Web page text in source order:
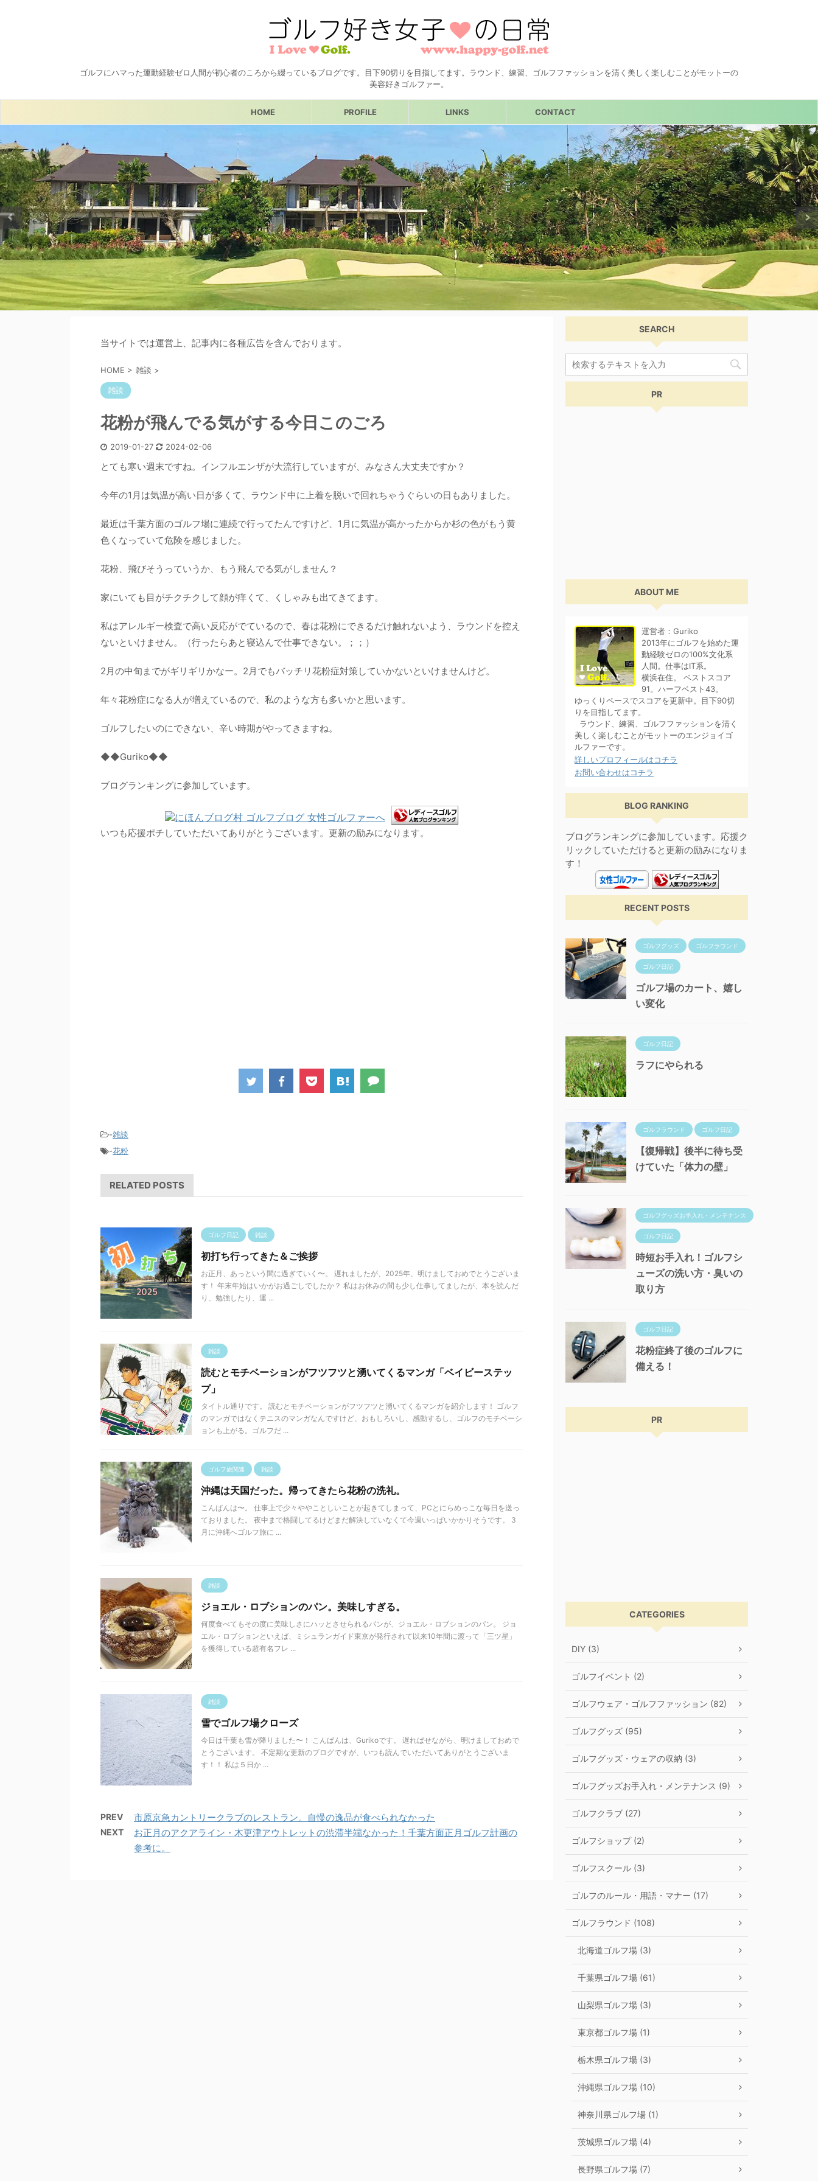
ゴルフにハマった運動経験ゼロ人間が初心者のころから綴っているブログです。目下90切りを目指してます。ラウンド、練習、ゴルフファッションを清く美しく楽しむことがモットーの
美容好きゴルファー。
HOME PROFILE LINKS CONTACT
当サイトでは運営上、記事内に各種広告を含んでおります。
HOME > 雑談 >
雑談
花粉が飛んでる気がする今日このごろ
2019-01-27 2024-02-06
とても寒い週末ですね。インフルエンザが大流行していますが、みなさん大丈夫ですか？
今年の1月は気温が高い日が多くて、ラウンド中に上着を脱いで回れちゃうぐらいの日もありました。
最近は千葉方面のゴルフ場に連続で行ってたんですけど、1月に気温が高かったからか杉の色がもう黄
色くなっていて危険を感じました。
花粉、飛びそうっていうか、もう飛んでる気がしません？
家にいても目がチクチクして顔が痒くて、くしゃみも出てきてます。
私はアレルギー検査で高い反応がでているので、春は花粉にできるだけ触れないよう、ラウンドを控え
ないといけません。（行ったらあと寝込んで仕事できない。；；）
2月の中旬までがギリギリかなー。2月でもバッチリ花粉症対策していかないといけませんけど。
年々花粉症になる人が増えているので、私のような方も多いかと思います。
ゴルフしたいのにできない、辛い時期がやってきますね。
◆◆Guriko◆◆
ブログランキングに参加しています。
いつも応援ポチしていただいてありがとうございます。更新の励みになります。
-雑談
-花粉
RELATED POSTS
ゴルフ日記 雑談
初打ち行ってきた＆ご挨拶
お正月、あっという間に過ぎていく〜。 遅れましたが、2025年、明けましておめでとうございま
す！ 年末年始はいかがお過ごしでしたか？ 私はお休みの間も少し仕事してましたが、本を読んだ
り、勉強したり、運 ...
雑談
読むとモチベーションがフツフツと湧いてくるマンガ「ベイビーステッ
プ」
タイトル通りです。 読むとモチベーションがフツフツと湧いてくるマンガを紹介します！ ゴルフ
のマンガではなくテニスのマンガなんですけど、おもしろいし、感動するし、ゴルフのモチベーシ
ョンも上がる。ゴルフだ ...
ゴルフ旅関連 雑談
沖縄は天国だった。帰ってきたら花粉の洗礼。
こんばんは〜。 仕事上で少々ややことしいことが起きてしまって、PCとにらめっこな毎日を送っ
ておりました。 夜中まで格闘してるけどまだ解決していなくて今週いっぱいかかりそうです。 3
月に沖縄へゴルフ旅に ...
雑談
ジョエル・ロブションのパン。美味しすぎる。
何度食べてもその度に美味しさにハッとさせられるパンが、ジョエル・ロブションのパン。 ジョ
エル・ロブションといえば、ミシュランガイド東京が発行されて以来10年間に渡って「三ツ星」
を獲得している超有名フレ ...
雑談
雪でゴルフ場クローズ
今日は千葉も雪が降りました〜！ こんばんは、Gurikoです。 遅ればせながら、明けましておめで
とうございます。 不定期な更新のブログですが、いつも読んでいただいてありがとうございま
す！！ 私は５日か ...
PREV 市原京急カントリークラブのレストラン。自慢の逸品が食べられなかった
NEXT
お正月のアクアライン・木更津アウトレットの渋滞半端なかった！千葉方面正月ゴルフ計画の
参考に。
SEARCH
PR
ABOUT ME
運営者：Guriko
2013年にゴルフを始めた運
動経験ゼロの100%文化系
人間。仕事はIT系。
横浜在住。 ベストスコア
91。ハーフベスト43。
ゆっくりペースでスコアを更新中。目下90切
りを目指してます。
ラウンド、練習、ゴルフファッションを清く
美しく楽しむことがモットーのエンジョイゴ
ルファーです。
詳しいプロフィールはコチラ
お問い合わせはコチラ
BLOG RANKING
ブログランキングに参加しています。応援ク
リックしていただけると更新の励みになりま
す！
RECENT POSTS
ゴルフグッズ ゴルフラウンド
ゴルフ日記
ゴルフ場のカート、嬉し
い変化
ゴルフ日記
ラフにやられる
ゴルフラウンド ゴルフ日記
【復帰戦】後半に待ち受
けていた「体力の壁」
ゴルフグッズお手入れ・メンテナンス
ゴルフ日記
時短お手入れ！ゴルフシ
ューズの洗い方・臭いの
取り方
ゴルフ日記
花粉症終了後のゴルフに
備える！
PR
CATEGORIES
DIY (3)
ゴルフイベント (2)
ゴルフウェア・ゴルフファッション (82)
ゴルフグッズ (95)
ゴルフグッズ・ウェアの収納 (3)
ゴルフグッズお手入れ・メンテナンス (9)
ゴルフクラブ (27)
ゴルフショップ (2)
ゴルフスクール (3)
ゴルフのルール・用語・マナー (17)
ゴルフラウンド (108)
北海道ゴルフ場 (3)
千葉県ゴルフ場 (61)
山梨県ゴルフ場 (3)
東京都ゴルフ場 (1)
栃木県ゴルフ場 (3)
沖縄県ゴルフ場 (10)
神奈川県ゴルフ場 (1)
茨城県ゴルフ場 (4)
長野県ゴルフ場 (7)